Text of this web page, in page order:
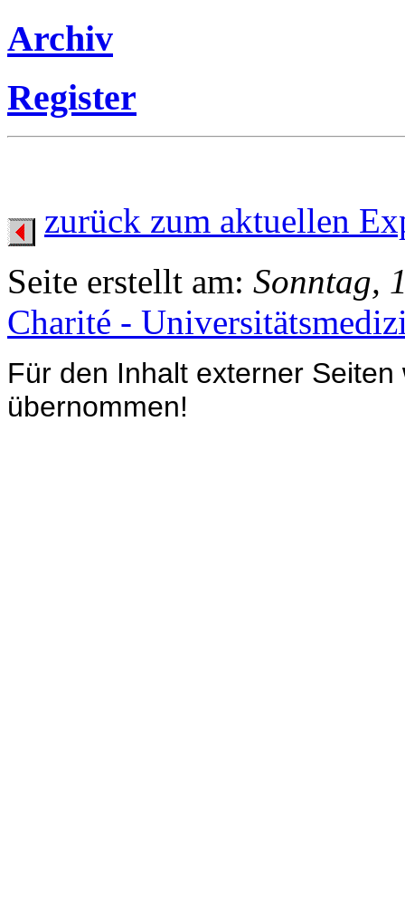
Archiv
Register
zurück zum aktuellen
Seite erstellt am: Sonntag,
Charité -
Für den Inhalt externer
übernommen!